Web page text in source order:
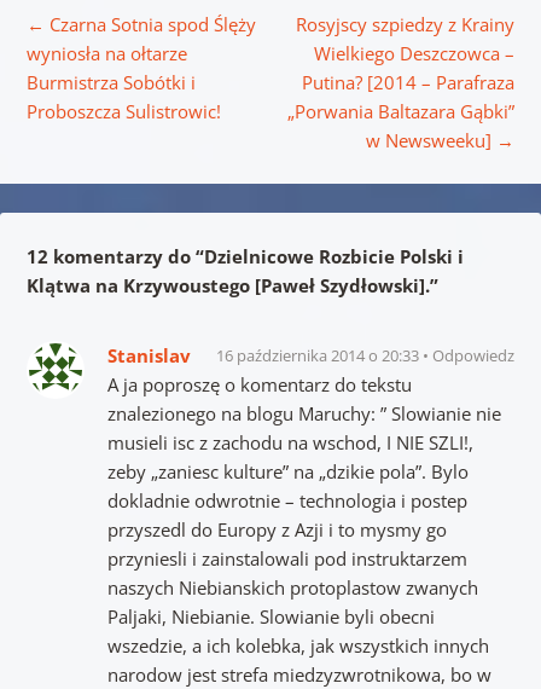
← Czarna Sotnia spod Ślęży
wyniosła na ołtarze
Burmistrza Sobótki i
Proboszcza Sulistrowic!
Rosyjscy szpiedzy z Krainy
Wielkiego Deszczowca –
Putina? [2014 – Parafraza
„Porwania Baltazara Gąbki”
w Newsweeku] →
12 komentarzy do “Dzielnicowe Rozbicie Polski i
Klątwa na Krzywoustego [Paweł Szydłowski].”
Stanislav 16 października 2014 o 20:33 Odpowiedz
A ja poproszę o komentarz do tekstu
znalezionego na blogu Maruchy: ” Slowianie nie
musieli isc z zachodu na wschod, I NIE SZLI!,
zeby „zaniesc kulture” na „dzikie pola”. Bylo
dokladnie odwrotnie – technologia i postep
przyszedl do Europy z Azji i to mysmy go
przyniesli i zainstalowali pod instruktarzem
naszych Niebianskich protoplastow zwanych
Paljaki, Niebianie. Slowianie byli obecni
wszedzie, a ich kolebka, jak wszystkich innych
narodow jest strefa miedzyzwrotnikowa, bo w